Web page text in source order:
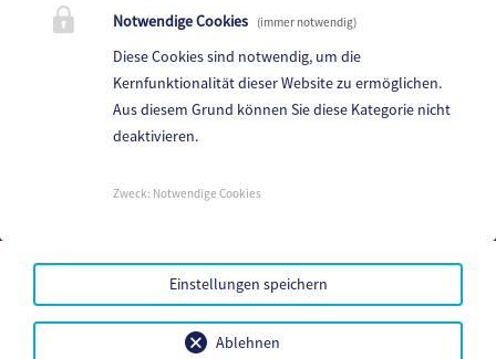
Landesobmann Ing. Peter Pirker BA MA
Telefon:04766 / 2021 22
E-Mail:peter.pirker@millstatt.at
Mehr...
Notwendige Cookies (immer notwendig)
Diese Cookies sind notwendig, um die
Kernfunktionalität dieser Website zu ermöglichen.
Aus diesem Grund können Sie diese Kategorie nicht
deaktivieren.
Zweck: Notwendige Cookies
Ablehnen
Einstellungen speichern